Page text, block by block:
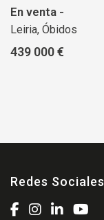
En venta -
Leiria, Óbidos
439 000 €
Redes Sociales